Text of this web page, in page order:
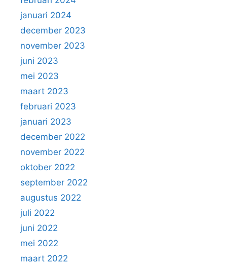
januari 2024
december 2023
november 2023
juni 2023
mei 2023
maart 2023
februari 2023
januari 2023
december 2022
november 2022
oktober 2022
september 2022
augustus 2022
juli 2022
juni 2022
mei 2022
maart 2022